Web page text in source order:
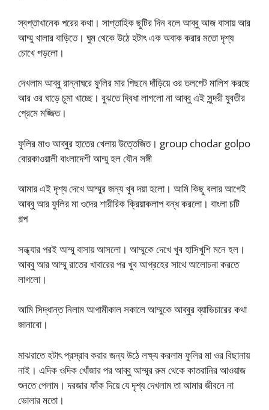
স্বপ্তাখানেক পরের কথা। সাপ্তাহিক ছুটির দিন বলে আব্বু আজ বাসায় আর
আম্মু খালার বাড়িতে। ঘুম থেকে উঠে হটাৎ এক অবাক করার মতো দৃশ্য
চোখে পড়লো।
দেখলাম আব্বু রান্নাঘরে ফুলির মার পিছনে দাঁড়িয়ে ওর তলপেট মালিশ করছে
আর ওর ঘাড়ে চুমা খাচ্ছে। বুঝতে দ্বিধা লাগলো না আব্বু এই সুন্দরী যুবতীর
প্রেমে মজ্জিত।
ফুলির মাও আব্বুর হাতের খেলায় উত্তেজিত। group chodar golpo
বোরকাওয়ালী বাংলাদেশী আম্মু হল যৌন সঙ্গী
আমার এই দৃশ্য দেখে আম্মুর জন্য খুব দয়া হলো। আমি কিছু বলার আগেই
আব্বু আর ফুলির মা ওদের শারীরিক ক্রিয়াকলাপ বন্ধ করলো। বাংলা চটি
গল্প
সন্ধ্যার পরই আম্মু বাসায় আসলো। আম্মুকে দেখে খুব হাসিখুশি মনে হল।
আব্বু আর আম্মু রাতের খাবারের পর খুব আগ্রহের সাথে আলোচনা করতে
লাগলো।
আমি সিদ্ধান্ত নিলাম আগামীকাল সকালে আম্মুকে আব্বুর ব্যাভিচারের কথা
জানাবো।
মাঝরাতে হটাৎ প্রস্রাব করার জন্য উঠে লক্ষ্য করলাম ফুলির মা ওর বিছানায়
নাই। এদিক ওদিক খোঁজার পর আব্বু আম্মুর রুম থেকে কাতরানির আওয়াজ
শুনতে পেলাম। দরজার ফাঁক দিয়ে যে দৃশ্য দেখলাম তা আমার জীবনে না
ভোলার মতো।